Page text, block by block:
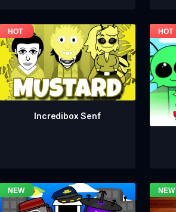
Incredibox Senf